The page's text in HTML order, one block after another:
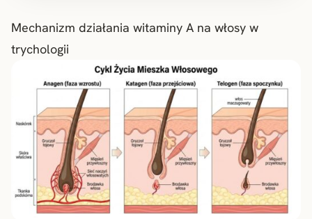
Mechanizm działania witaminy A na włosy w
trychologii